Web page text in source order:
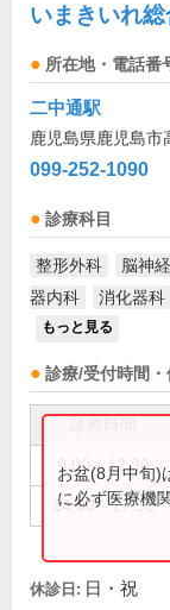
いまきいれ
所在地・電話番
二中通駅
鹿児島県鹿児島
099-252-1090
診療科目
整形外科 脳神
器内科
消化器科
もっと見る
診療/受付時間・
9:00～12:30
14:00～17:30
お盆(8月中旬)
に必ず医療機
休診日: 日・祝